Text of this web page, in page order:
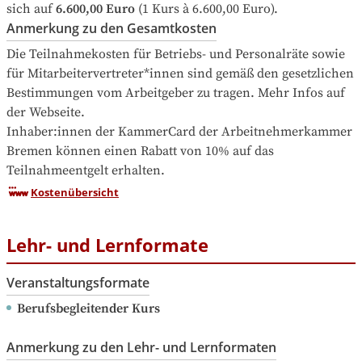
sich auf 6.600,00 Euro (1 Kurs à 6.600,00 Euro).
Anmerkung zu den Gesamtkosten
Die Teilnahmekosten für Betriebs- und Personalräte sowie
für Mitarbeitervertreter*innen sind gemäß den gesetzlichen
Bestimmungen vom Arbeitgeber zu tragen. Mehr Infos auf
der Webseite.
Inhaber:innen der KammerCard der Arbeitnehmerkammer
Bremen können einen Rabatt von 10% auf das
Teilnahmeentgelt erhalten.
Kostenübersicht
Lehr- und Lernformate
Veranstaltungsformate
Berufsbegleitender Kurs
Anmerkung zu den Lehr- und Lernformaten